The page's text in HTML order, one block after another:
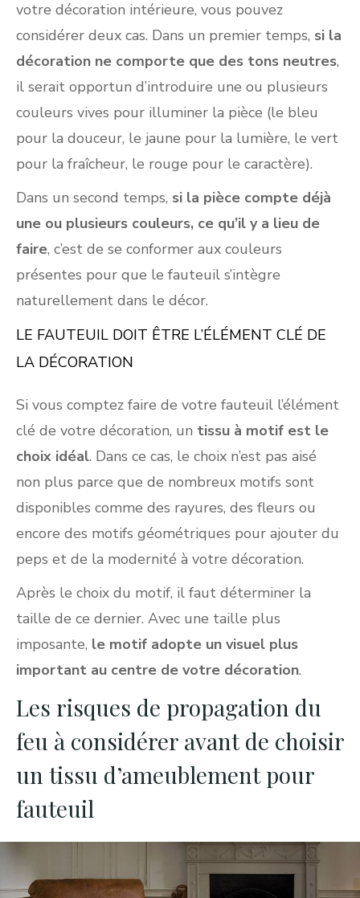
votre décoration intérieure, vous pouvez
considérer deux cas. Dans un premier temps, si la
décoration ne comporte que des tons neutres,
il serait opportun d’introduire une ou plusieurs
couleurs vives pour illuminer la pièce (le bleu
pour la douceur, le jaune pour la lumière, le vert
pour la fraîcheur, le rouge pour le caractère).
Dans un second temps, si la pièce compte déjà
une ou plusieurs couleurs, ce qu’il y a lieu de
faire, c’est de se conformer aux couleurs
présentes pour que le fauteuil s’intègre
naturellement dans le décor.
LE FAUTEUIL DOIT ÊTRE L’ÉLÉMENT CLÉ DE
LA DÉCORATION
Si vous comptez faire de votre fauteuil l’élément
clé de votre décoration, un tissu à motif est le
choix idéal. Dans ce cas, le choix n’est pas aisé
non plus parce que de nombreux motifs sont
disponibles comme des rayures, des fleurs ou
encore des motifs géométriques pour ajouter du
peps et de la modernité à votre décoration.
Après le choix du motif, il faut déterminer la
taille de ce dernier. Avec une taille plus
imposante, le motif adopte un visuel plus
important au centre de votre décoration.
Les risques de propagation du
feu à considérer avant de choisir
un tissu d’ameublement pour
fauteuil